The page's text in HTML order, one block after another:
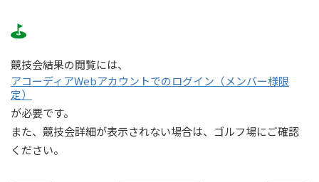
競技会結果の閲覧には、
アコーディアWebアカウントでのログイン（メンバー様限
定）
が必要です。
また、競技会詳細が表示されない場合は、ゴルフ場にご確認
ください。